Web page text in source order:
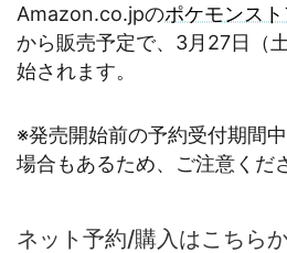
Amazon.co.jpのポケモンスト
から販売予定で、3月27日（
始されます。
※発売開始前の予約受付期間
場合もあるため、ご注意くだ
ネット予約/購入はこちら